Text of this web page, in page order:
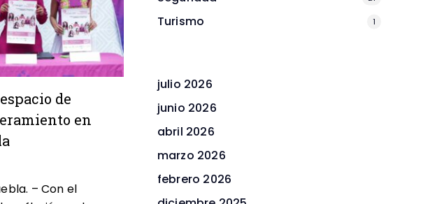
de
en
– Con el
Turismo 1
julio 2026
junio 2026
abril 2026
marzo 2026
febrero 2026